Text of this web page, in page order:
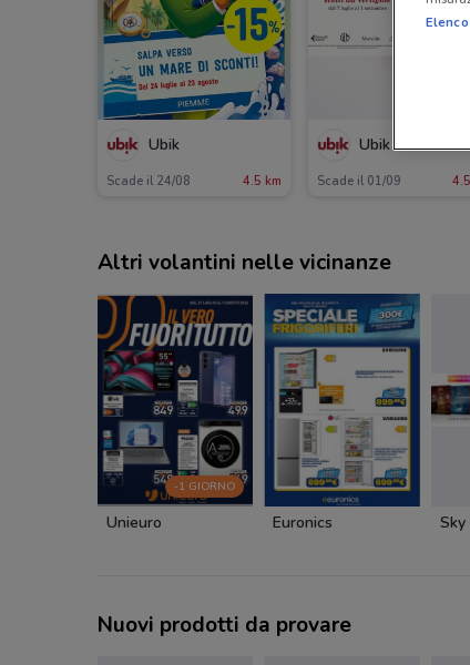
Ubik
Scade il 24/08 4.5 km
Ubik
Scade il 01/09
Altri volantini nelle vicinanze
-1 GIORNO
Unieuro Euronics Sky
Nuovi prodotti da provare